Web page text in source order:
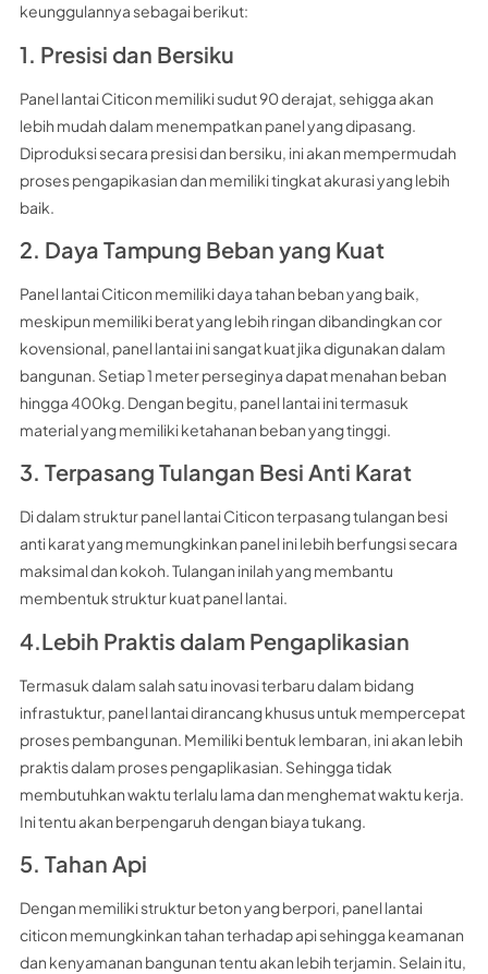
keunggulannya sebagai berikut:
1. Presisi dan Bersiku
Panel lantai Citicon memiliki sudut 90 derajat, sehigga akan
lebih mudah dalam menempatkan panel yang dipasang.
Diproduksi secara presisi dan bersiku, ini akan mempermudah
proses pengapikasian dan memiliki tingkat akurasi yang lebih
baik.
2. Daya Tampung Beban yang Kuat
Panel lantai Citicon memiliki daya tahan beban yang baik,
meskipun memiliki berat yang lebih ringan dibandingkan cor
kovensional, panel lantai ini sangat kuat jika digunakan dalam
bangunan. Setiap 1 meter perseginya dapat menahan beban
hingga 400kg. Dengan begitu, panel lantai ini termasuk
material yang memiliki ketahanan beban yang tinggi.
3. Terpasang Tulangan Besi Anti Karat
Di dalam struktur panel lantai Citicon terpasang tulangan besi
anti karat yang memungkinkan panel ini lebih berfungsi secara
maksimal dan kokoh. Tulangan inilah yang membantu
membentuk struktur kuat panel lantai.
4.Lebih Praktis dalam Pengaplikasian
Termasuk dalam salah satu inovasi terbaru dalam bidang
infrastuktur, panel lantai dirancang khusus untuk mempercepat
proses pembangunan. Memiliki bentuk lembaran, ini akan lebih
praktis dalam proses pengaplikasian. Sehingga tidak
membutuhkan waktu terlalu lama dan menghemat waktu kerja.
Ini tentu akan berpengaruh dengan biaya tukang.
5. Tahan Api
Dengan memiliki struktur beton yang berpori, panel lantai
citicon memungkinkan tahan terhadap api sehingga keamanan
dan kenyamanan bangunan tentu akan lebih terjamin. Selain itu,